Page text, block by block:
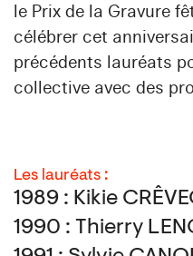
le Prix de la Gravure
célébrer cet
précédents lauréats
collective avec des
Les lauréats :
1989 : Kikie
1990 : Thierry